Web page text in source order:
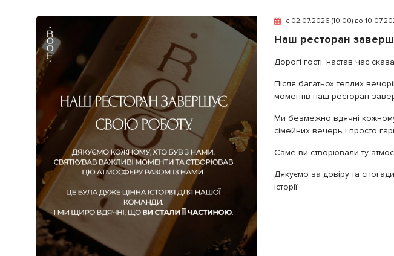
c 02.07.2026 (10:00) до
Наш ресторан
Дорогі гості, настав час
Після багатьох теплих
моментів наш ресторан
Ми безмежно вдячні
сімейних вечерь і просто
Саме ви створювали ту
Дякуємо за довіру та
історії.